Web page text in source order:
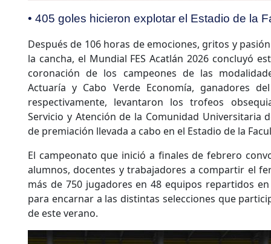
• 405 goles hicieron explotar el Estadio de la
Después de 106 horas de emociones, gritos y
la cancha, el Mundial FES Acatlán 2026 concluyó
coronación de los campeones de las
Actuaría y Cabo Verde Economía, ganadores
respectivamente, levantaron los trofeos
Servicio y Atención de la Comunidad Universitaria
de premiación llevada a cabo en el Estadio de la
El campeonato que inició a finales de febrero
alumnos, docentes y trabajadores a compartir el
más de 750 jugadores en 48 equipos repartidos
para encarnar a las distintas selecciones que
de este verano.